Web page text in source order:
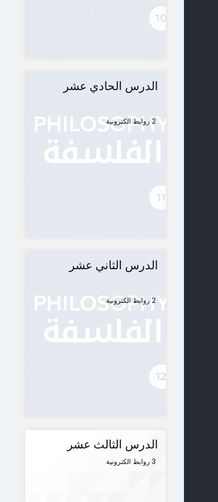
الدرس الحادي عشر
2 روابط الكترونية
الدرس الثاني عشر
2 روابط الكترونية
الدرس الثالث عشر
3 روابط الكترونية